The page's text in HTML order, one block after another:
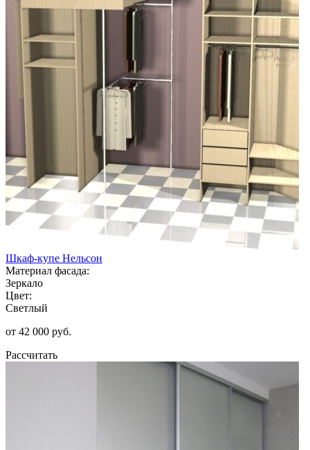
Шкаф-купе Нельсон
Материал фасада:
Зеркало
Цвет:
Светлый
от 42 000 руб.
Рассчитать